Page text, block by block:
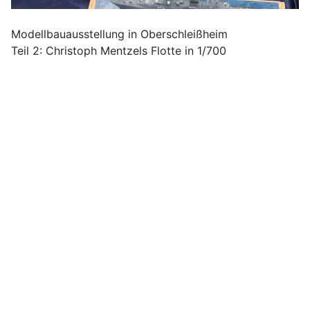
Modellbauausstellung in Oberschleißheim
Teil 2: Christoph Mentzels Flotte in 1/700